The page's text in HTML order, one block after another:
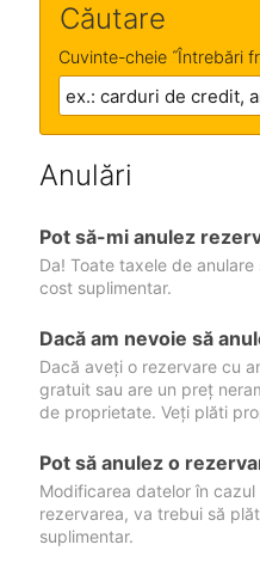
Căutare
Cuvinte-cheie ˝Întrebări
Anulări
Pot să-mi anulez
Da! Toate taxele de
cost suplimentar.
Dacă am nevoie să
Dacă aveți o rezervare cu
gratuit sau are un preț
de proprietate. Veți plăti
Pot să anulez o
Modificarea datelor în cazul
rezervarea, va trebui să
suplimentar.